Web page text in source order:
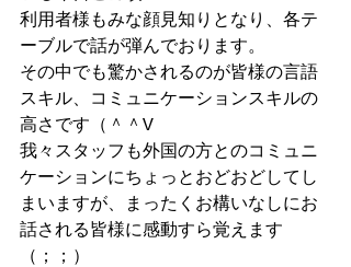
利用者様もみな顔見知りとなり、各テ
ーブルで話が弾んでおります。
その中でも驚かされるのが皆様の言語
スキル、コミュニケーションスキルの
高さです（＾＾V
我々スタッフも外国の方とのコミュニ
ケーションにちょっとおどおどしてし
まいますが、まったくお構いなしにお
話される皆様に感動すら覚えます
（；；）